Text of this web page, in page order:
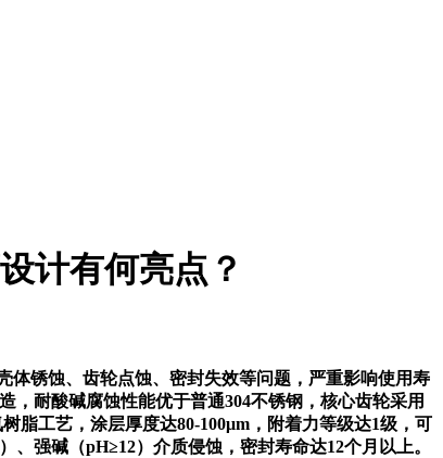
计有何亮点？
体锈蚀、齿轮点蚀、密封失效等问题，严重影响使用寿
耐酸碱腐蚀性能优于普通304不锈钢，核心齿轮采用
脂工艺，涂层厚度达80-100μm，附着力等级达1级，可
强碱（pH≥12）介质侵蚀，密封寿命达12个月以上。